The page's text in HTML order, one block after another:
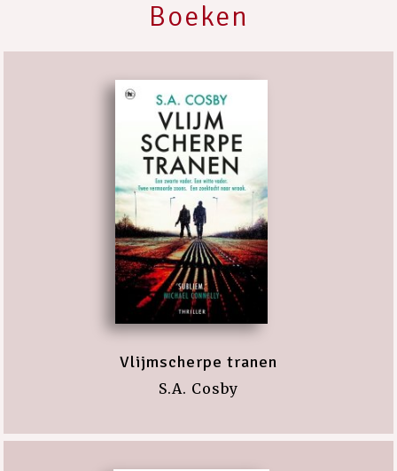
Boeken
Vlijmscherpe tranen
S.A. Cosby